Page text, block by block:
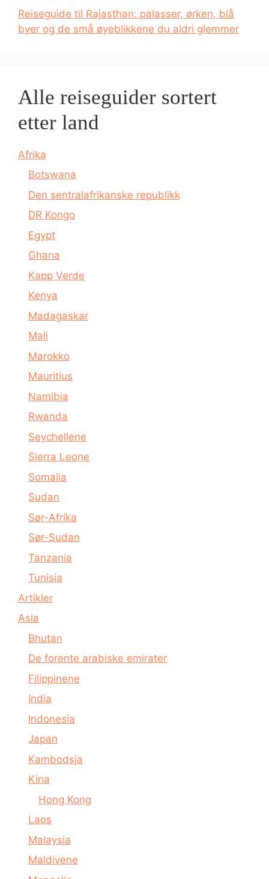
Reiseguide til Rajasthan: palasser, ørken, blå
byer og de små øyeblikkene du aldri glemmer
Alle reiseguider sortert
etter land
Afrika
Botswana
Den sentralafrikanske republikk
DR Kongo
Egypt
Ghana
Kapp Verde
Kenya
Madagaskar
Mali
Marokko
Mauritius
Namibia
Rwanda
Seychellene
Sierra Leone
Somalia
Sudan
Sør-Afrika
Sør-Sudan
Tanzania
Tunisia
Artikler
Asia
Bhutan
De forente arabiske emirater
Filippinene
India
Indonesia
Japan
Kambodsja
Kina
Hong Kong
Laos
Malaysia
Maldivene